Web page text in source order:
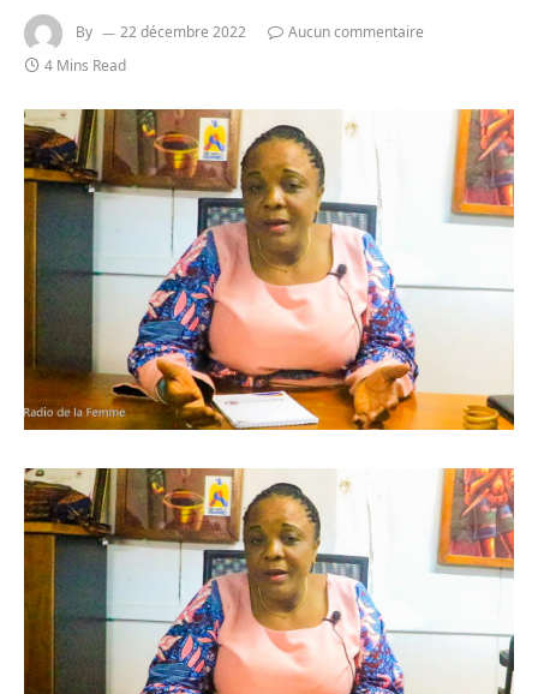
By 22 décembre 2022
Aucun commentaire
4 Mins Read